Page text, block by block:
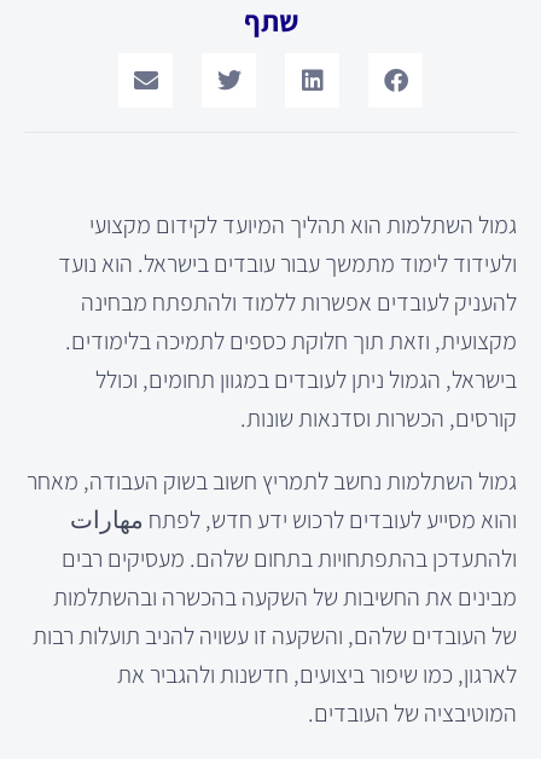
שתף
גמול השתלמות הוא תהליך המיועד לקידום מקצועי
ולעידוד לימוד מתמשך עבור עובדים בישראל. הוא נועד
להעניק לעובדים אפשרות ללמוד ולהתפתח מבחינה
מקצועית, וזאת תוך חלוקת כספים לתמיכה בלימודים.
בישראל, הגמול ניתן לעובדים במגוון תחומים, וכולל
קורסים, הכשרות וסדנאות שונות.
גמול השתלמות נחשב לתמריץ חשוב בשוק העבודה, מאחר
והוא מסייע לעובדים לרכוש ידע חדש, לפתח مهارات
ולהתעדכן בהתפתחויות בתחום שלהם. מעסיקים רבים
מבינים את החשיבות של השקעה בהכשרה ובהשתלמות
של העובדים שלהם, והשקעה זו עשויה להניב תועלות רבות
לארגון, כמו שיפור ביצועים, חדשנות ולהגביר את
המוטיבציה של העובדים.